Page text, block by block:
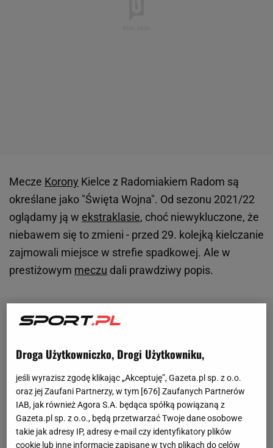
Mecze Korony Kielce z Radomiakiem Radom są
określane jako "Święta Wojna". Od sezonu 2021/22
oglądamy ją w ekstraklasie, choć niewykluczone, że
niebawem się to zmieni - przed 29. kolejką kielczanie
zajmowali miejsce w strefie spadkowej. Ale w
prestiżowym meczu dali prawdziwy popis.
Droga Użytkowniczko, Drogi Użytkowniku,
jeśli wyrazisz zgodę klikając „Akceptuję”, Gazeta.pl sp. z o.o.
oraz jej Zaufani Partnerzy, w tym [676] Zaufanych Partnerów
IAB, jak również Agora S.A. będąca spółką powiązaną z
Gazeta.pl sp. z o.o., będą przetwarzać Twoje dane osobowe
takie jak adresy IP, adresy e-mail czy identyfikatory plików
cookie lub inne informacje zapisane w tych plikach do celów